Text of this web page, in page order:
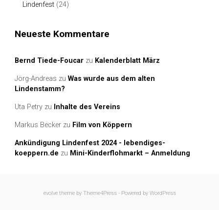
Lindenfest (24)
Neueste Kommentare
Bernd Tiede-Foucar zu Kalenderblatt März
Jörg-Andreas zu Was wurde aus dem alten
Lindenstamm?
Uta Petry zu Inhalte des Vereins
Markus Becker zu Film von Köppern
Ankündigung Lindenfest 2024 - lebendiges-
koeppern.de zu Mini-Kinderflohmarkt – Anmeldung
evolvetheme by Theme4Press - Powered by WordPress